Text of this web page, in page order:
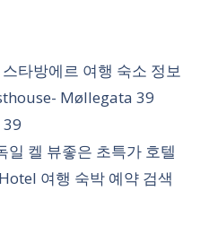
타방에르 여행 숙소 정보
Møllegata 39
일 켈 뷰좋은 초특가 호텔
여행 숙박 예약 검색